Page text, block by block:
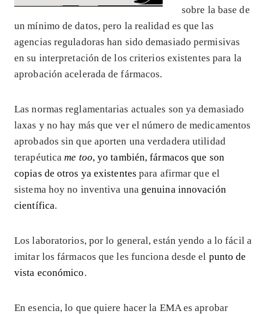
sobre la base de
un mínimo de datos, pero la realidad es que las
agencias reguladoras han sido demasiado permisivas
en su interpretación de los criterios existentes para la
aprobación acelerada de fármacos.
Las normas reglamentarias actuales son ya demasiado
laxas y no hay más que ver el número de medicamentos
aprobados sin que aporten una verdadera utilidad
terapéuticame too, yo también, fármacos que son
copias de otros ya existentes para afirmar que el
sistema hoy no inventiva una genuina innovación
científica.
Los laboratorios, por lo general, están yendo a lo fácil a
imitar los fármacos que les funciona desde el punto de
vista económico.
En esencia, lo que quiere hacer la EMA es aprobar